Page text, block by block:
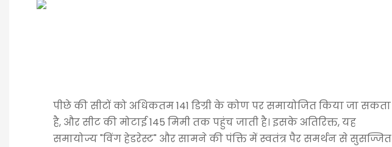
पीछे की सीटों को अधिकतम 141 डिग्री के कोण पर समायोजित किया जा सकता
है, और सीट की मोटाई 145 मिमी तक पहुंच जाती है। इसके अतिरिक्त, यह
समायोज्य "विंग हेडरेस्ट" और सामने की पंक्ति में स्वतंत्र पैर समर्थन से सुसज्जित